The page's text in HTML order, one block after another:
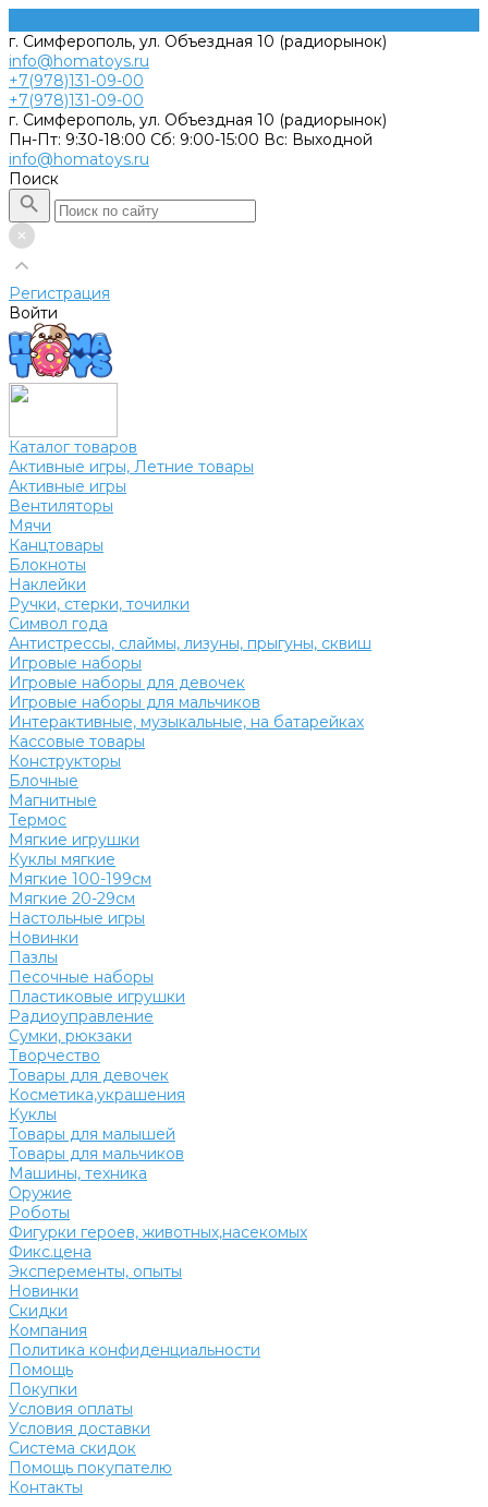
г. Симферополь, ул. Объездная 10 (радиорынок)
info@homatoys.ru
+7(978)131-09-00
+7(978)131-09-00
г. Симферополь, ул. Объездная 10 (радиорынок)
Пн-Пт: 9:30-18:00 Cб: 9:00-15:00 Вс: Выходной
info@homatoys.ru
Поиск
Регистрация
Войти
Каталог товаров
Активные игры, Летние товары
Активные игры
Вентиляторы
Мячи
Канцтовары
Блокноты
Наклейки
Ручки, стерки, точилки
Символ года
Антистрессы, слаймы, лизуны, прыгуны, сквиш
Игровые наборы
Игровые наборы для девочек
Игровые наборы для мальчиков
Интерактивные, музыкальные, на батарейках
Кассовые товары
Конструкторы
Блочные
Магнитные
Термос
Мягкие игрушки
Куклы мягкие
Мягкие 100-199см
Мягкие 20-29см
Настольные игры
Новинки
Пазлы
Песочные наборы
Пластиковые игрушки
Радиоуправление
Сумки, рюкзаки
Творчество
Товары для девочек
Косметика,украшения
Куклы
Товары для малышей
Товары для мальчиков
Машины, техника
Оружие
Роботы
Фигурки героев, животных,насекомых
Фикс.цена
Эксперементы, опыты
Новинки
Скидки
Компания
Политика конфиденциальности
Помощь
Покупки
Условия оплаты
Условия доставки
Система скидок
Помощь покупателю
Контакты